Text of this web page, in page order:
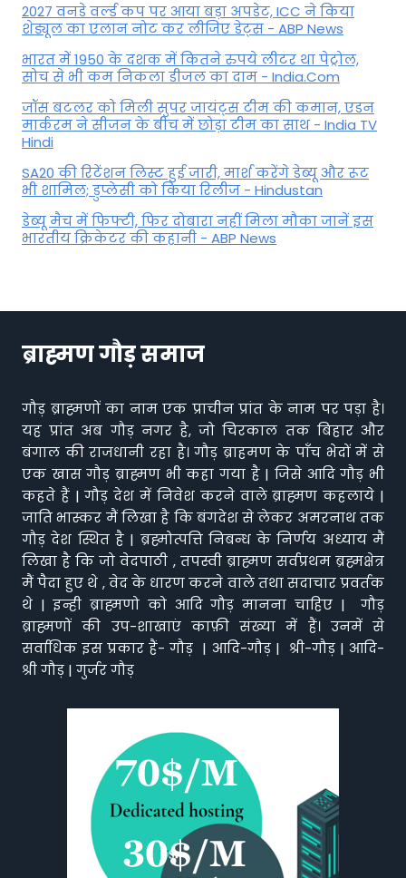
2027 वनडे वर्ल्ड कप पर आया बड़ा अपडेट, ICC ने किया
शेड्यूल का एलान नोट कर लीजिए डेट्स - ABP News
भारत में 1950 के दशक में कितने रुपये लीटर था पेट्रोल,
सोच से भी कम निकला डीजल का दाम - India.Com
जॉस बटलर को मिली सुपर जायंट्स टीम की कमान, एडन
मार्करम ने सीजन के बीच में छोड़ा टीम का साथ - India TV
Hindi
SA20 की रिटेंशन लिस्ट हुई जारी, मार्श करेंगे डेब्यू और रूट
भी शामिल; डुप्लेसी को किया रिलीज - Hindustan
डेब्यू मैच में फिफ्टी, फिर दोबारा नहीं मिला मौका जानें इस
भारतीय क्रिकेटर की कहानी - ABP News
ब्राह्मण गौड़ समाज
गौड़ ब्राह्मणों का नाम एक प्राचीन प्रांत के नाम पर पड़ा है।
यह प्रांत अब गौड़ नगर है, जो चिरकाल तक बिहार और
बंगाल की राजधानी रहा है। गौड़ ब्राहमण के पाँच भेदों में से
एक खास गौड़ ब्राह्मण भी कहा गया है | जिसे आदि गौड़ भी
कहते हैं | गौड़ देश में निवेश करने वाले ब्राह्मण कहलाये |
जाति भास्कर मैं लिखा है कि बंगदेश से लेकर अमरनाथ तक
गौड़ देश स्थित है | ब्रह्मोत्पत्ति निबन्ध के निर्णय अध्याय मैं
लिखा है कि जो वेदपाठी , तपस्वी ब्राह्मण सर्वप्रथम ब्रह्मक्षेत्र
मैं पैदा हुए थे , वेद के धारण करने वाले तथा सदाचार प्रवर्तक
थे | इन्ही ब्राह्मणो को आदि गौड़ मानना चाहिए | गौड़
ब्राह्मणों की उप-शाखाएं काफ़ी संख्या में हैं। उनमें से
सर्वाधिक इस प्रकार हैं- गौड़ | आदि-गौड़ | श्री-गौड़ | आदि-
श्री गौड़ | गुर्जर गौड़